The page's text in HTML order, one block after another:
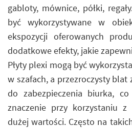
gabloty, mównice, półki,
być wykorzystywane w
ekspozycji oferowanych
dodatkowe efekty, jakie
Płyty plexi mogą być
w szafach, a przezroczysty blat
do zabezpieczenia biurka,
znaczenie przy korzystaniu
dużej wartości. Często na